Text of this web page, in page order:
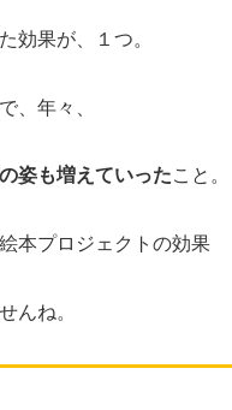
効果が、１つ。
、年々、
姿も増えていったこと。
本プロジェクトの効果
んね。